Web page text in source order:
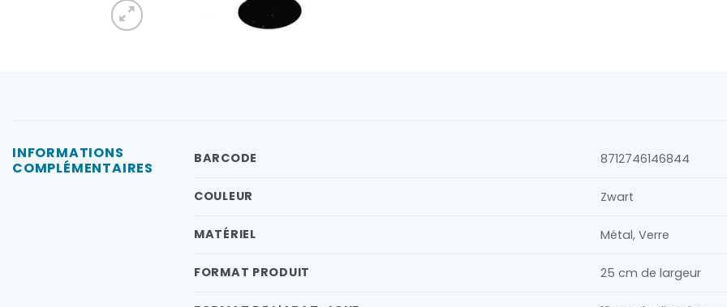
INFORMATIONS
COMPLÉMENTAIRES
BARCODE 8712746146844
COULEUR Zwart
MATÉRIEL Métal, Verre
FORMAT PRODUIT 25 cm de largeur